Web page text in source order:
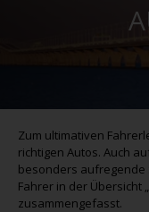
Zum ultimativen
richtigen Autos. Auch
besonders aufregende
Fahrer in der Übersicht
zusammengefasst.